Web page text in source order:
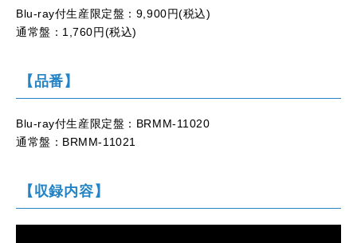
Blu-ray付生産限定盤：9,900円(税込)
通常盤：1,760円(税込)
【品番】
Blu-ray付生産限定盤：BRMM-11020
通常盤：BRMM-11021
【収録内容】